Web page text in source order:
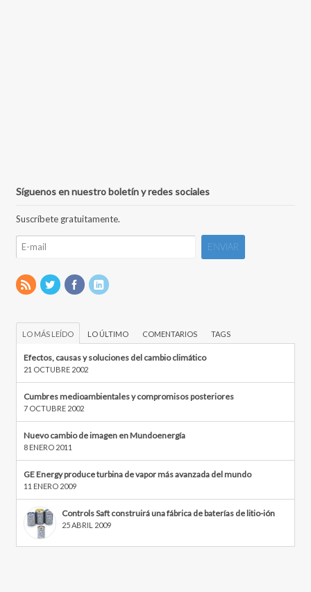
Síguenos en nuestro boletín y redes sociales
Suscríbete gratuitamente.
LO MÁS LEÍDO LO ÚLTIMO COMENTARIOS TAGS
Efectos, causas y soluciones del cambio climático
21 OCTUBRE 2002
Cumbres medioambientales y compromisos posteriores
7 OCTUBRE 2002
Nuevo cambio de imagen en Mundoenergía
8 ENERO 2011
GE Energy produce turbina de vapor más avanzada del mundo
11 ENERO 2009
Controls Saft construirá una fábrica de baterías de litio-ión
25 ABRIL 2009